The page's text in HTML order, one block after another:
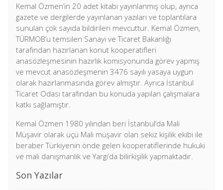
Kemal Özmen’in 20 adet kitabı yayınlanmış olup, ayrıca
gazete ve dergilerde yayınlanan yazıları ve toplantılara
sunulan çok sayıda bildirileri mevcuttur. Kemal Özmen,
TÜRMOB’u temsilen Sanayi ve Ticaret Bakanlığı
tarafından hazırlanan konut kooperatifleri
anasözleşmesinin hazırlık komisyonunda görev yapmış
ve mevcut anasözleşmenin 3476 sayılı yasaya uygun
olarak hazırlanmasında görev almıştır. Ayrıca İstanbul
Ticaret Odası tarafından bu konuda yapılan çalışmalara
katkı sağlamıştır.
Kemal Özmen 1980 yılından beri İstanbul’da Mali
Müşavir olarak üçü Mali müşavir olan sekiz kişilik ekibi ile
beraber Türkiyenin önde gelen kooperatiflerinde hukuki
ve mali danışmanlık ve Yargı’da bilirkişilik yapmaktadır.
Son Yazılar